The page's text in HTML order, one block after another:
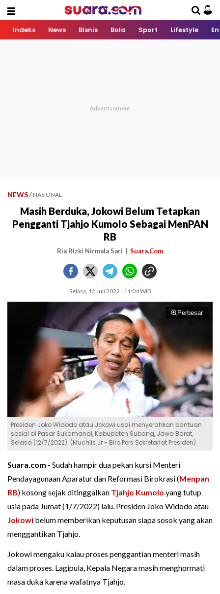
Indeks News Bisnis Bola Sport Lifestyle
NEWS / NASIONAL
Masih Berduka, Jokowi Belum Tetapkan
Pengganti Tjahjo Kumolo Sebagai MenPAN
RB
Ria Rizki Nirmala Sari Suara.Com
Selasa, 12 Juli 2022 | 11:04 WIB
Perbesar
Presiden Joko Widodo atau Jokowi usai menyerahkan bantuan
sosial di Pasar Sukamandi, Kabupaten Subang, Jawa Barat,
Selasa (12/7/2022). (Muchlis Jr - Biro Pers Sekretariat Presiden)
Suara.com - Sudah hampir dua pekan kursi Menteri
Pendayagunaan Aparatur dan Reformasi Birokrasi (Menpan
RB) kosong sejak ditinggalkan Tjahjo Kumolo yang tutup
usia pada Jumat (1/7/2022) lalu. Presiden Joko Widodo atau
Jokowi belum memberikan keputusan siapa sosok yang akan
menggantikan Tjahjo.
Jokowi mengaku kalau proses penggantian menteri masih
dalam proses. Lagipula, Kepala Negara masih menghormati
masa duka karena wafatnya Tjahjo.